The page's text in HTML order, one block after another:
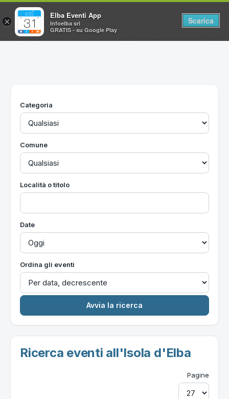
Home
Utilità
Categoria
Comune
Località o titolo
Date
Ordina gli eventi
Ricerca eventi all'Isola d'Elba
Pagine
×
Elba Eventi App
Infoelba srl
GRATIS - su Google Play
Scarica